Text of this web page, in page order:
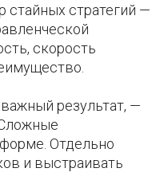
стайных стратегий —
скорость
результат, —
Отдельно
и выстраивать